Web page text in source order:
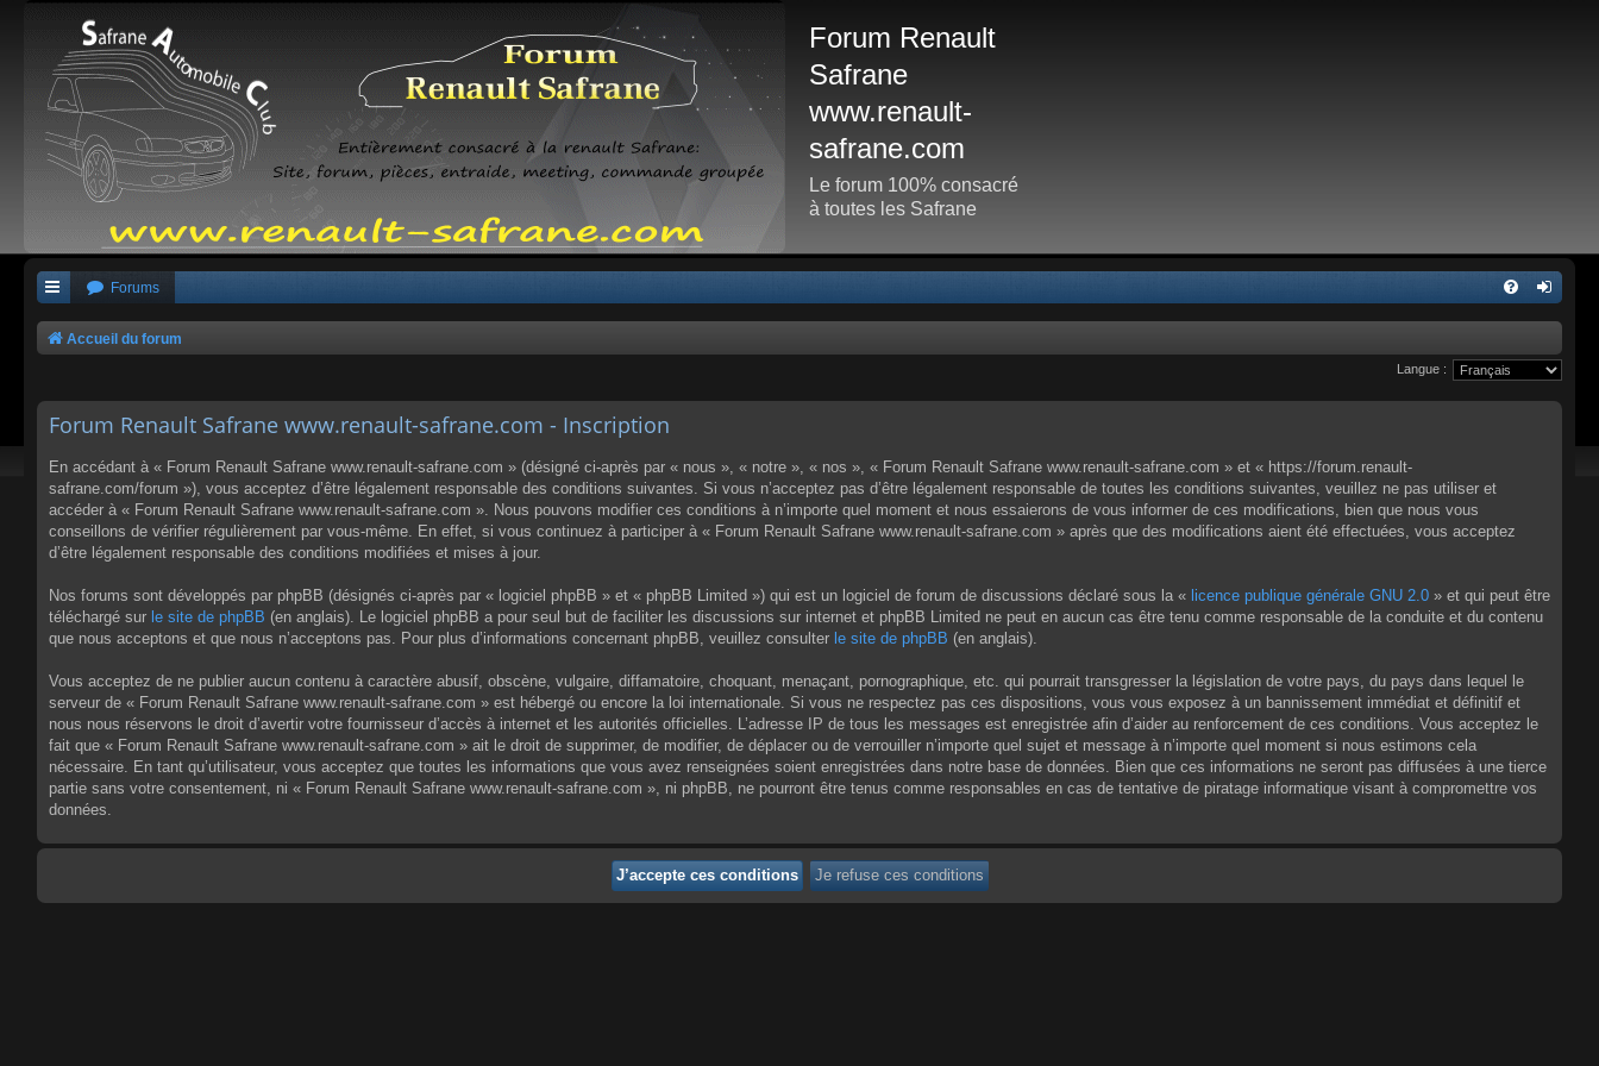
Forum Renault
Safrane
www.renault-
safrane.com
Le forum 100% consacré
à toutes les Safrane
Forums
Accueil du forum
Langue :
Forum Renault Safrane www.renault-safrane.com - Inscription
En accédant à « Forum Renault Safrane www.renault-safrane.com » (désigné ci-après par « nous », « notre », « nos », « Forum Renault Safrane www.renault-safrane.com » et « https://forum.renault-
safrane.com/forum »), vous acceptez d’être légalement responsable des conditions suivantes. Si vous n’acceptez pas d’être légalement responsable de toutes les conditions suivantes, veuillez ne pas utiliser et
accéder à « Forum Renault Safrane www.renault-safrane.com ». Nous pouvons modifier ces conditions à n’importe quel moment et nous essaierons de vous informer de ces modifications, bien que nous vous
conseillons de vérifier régulièrement par vous-même. En effet, si vous continuez à participer à « Forum Renault Safrane www.renault-safrane.com » après que des modifications aient été effectuées, vous acceptez
d’être légalement responsable des conditions modifiées et mises à jour.
Nos forums sont développés par phpBB (désignés ci-après par « logiciel phpBB » et « phpBB Limited ») qui est un logiciel de forum de discussions déclaré sous la « licence publique générale GNU 2.0 » et qui peut être
téléchargé sur le site de phpBB (en anglais). Le logiciel phpBB a pour seul but de faciliter les discussions sur internet et phpBB Limited ne peut en aucun cas être tenu comme responsable de la conduite et du contenu
que nous acceptons et que nous n’acceptons pas. Pour plus d’informations concernant phpBB, veuillez consulter le site de phpBB (en anglais).
Vous acceptez de ne publier aucun contenu à caractère abusif, obscène, vulgaire, diffamatoire, choquant, menaçant, pornographique, etc. qui pourrait transgresser la législation de votre pays, du pays dans lequel le
serveur de « Forum Renault Safrane www.renault-safrane.com » est hébergé ou encore la loi internationale. Si vous ne respectez pas ces dispositions, vous vous exposez à un bannissement immédiat et définitif et
nous nous réservons le droit d’avertir votre fournisseur d’accès à internet et les autorités officielles. L’adresse IP de tous les messages est enregistrée afin d’aider au renforcement de ces conditions. Vous acceptez le
fait que « Forum Renault Safrane www.renault-safrane.com » ait le droit de supprimer, de modifier, de déplacer ou de verrouiller n’importe quel sujet et message à n’importe quel moment si nous estimons cela
nécessaire. En tant qu’utilisateur, vous acceptez que toutes les informations que vous avez renseignées soient enregistrées dans notre base de données. Bien que ces informations ne seront pas diffusées à une tierce
partie sans votre consentement, ni « Forum Renault Safrane www.renault-safrane.com », ni phpBB, ne pourront être tenus comme responsables en cas de tentative de piratage informatique visant à compromettre vos
données.